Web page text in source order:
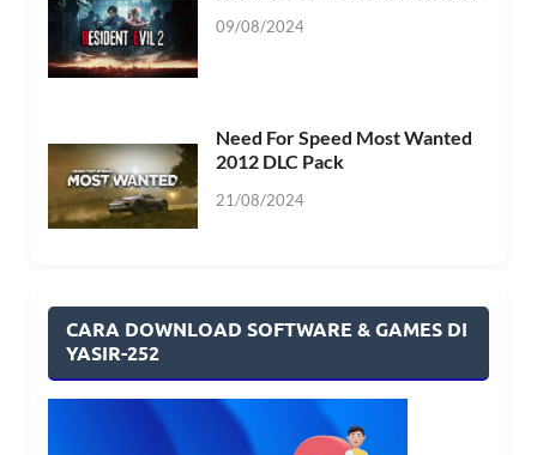
09/08/2024
Need For Speed Most Wanted
2012 DLC Pack
21/08/2024
CARA DOWNLOAD SOFTWARE & GAMES DI
YASIR-252